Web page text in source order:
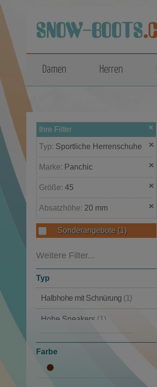
top
Damen Herren
Ihre Filter
Typ: Sportliche Herrenschuhe
Marke: Panchic
Größe: 45
Absatzhöhe: 20 mm
Sonderangebote (1)
Weitere Filter...
Typ
Halbhohe mit Schnürung (1)
Hohe Sneakers (1)
Farbe